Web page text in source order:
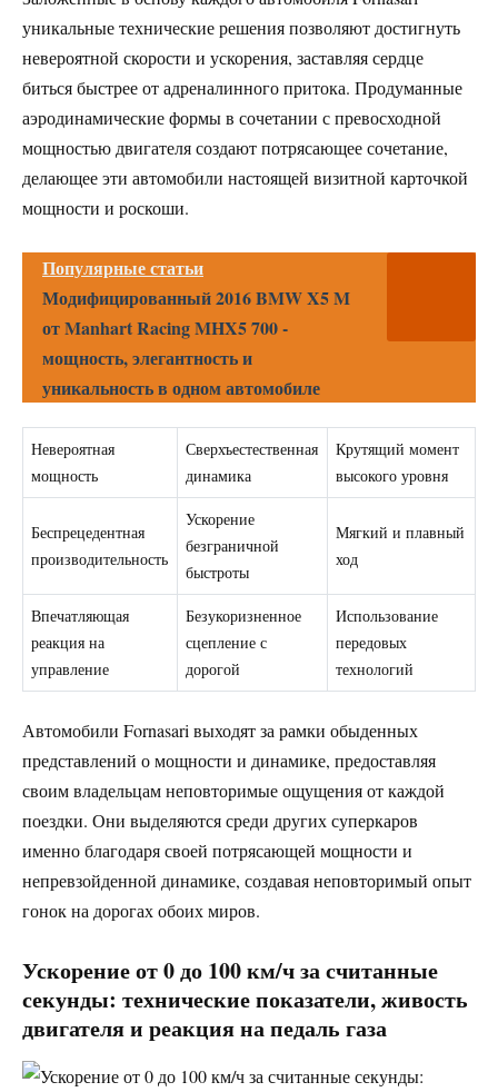
уникальные технические решения позволяют достигнуть
невероятной скорости и ускорения, заставляя сердце
биться быстрее от адреналинного притока. Продуманные
аэродинамические формы в сочетании с превосходной
мощностью двигателя создают потрясающее сочетание,
делающее эти автомобили настоящей визитной карточкой
мощности и роскоши.
Популярные статьи
Модифицированный 2016 BMW X5 M
от Manhart Racing MHX5 700 -
мощность, элегантность и
уникальность в одном автомобиле
Невероятная
мощность
Сверхъестественная
динамика
Крутящий момент
высокого уровня
Беспрецедентная
производительность
Ускорение
безграничной
быстроты
Мягкий и плавный
ход
Впечатляющая
реакция на
управление
Безукоризненное
сцепление с
дорогой
Использование
передовых
технологий
Автомобили Fornasari выходят за рамки обыденных
представлений о мощности и динамике, предоставляя
своим владельцам неповторимые ощущения от каждой
поездки. Они выделяются среди других суперкаров
именно благодаря своей потрясающей мощности и
непревзойденной динамике, создавая неповторимый опыт
гонок на дорогах обоих миров.
Ускорение от 0 до 100 км/ч за считанные
секунды: технические показатели, живость
двигателя и реакция на педаль газа